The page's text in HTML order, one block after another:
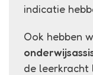
indicatie
Ook hebben
de leerkracht